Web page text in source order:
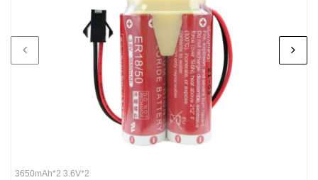
3650mAh*2 3.6V*2